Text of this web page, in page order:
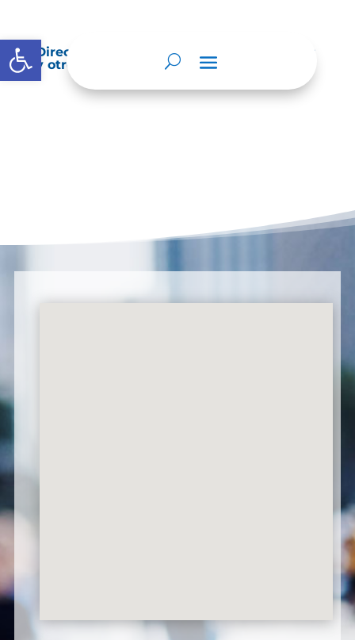
Abrir barra de herramientas
Directorio de agremiaciones, asociaciones
y otros grupos de interés